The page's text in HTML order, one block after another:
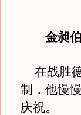
金昶
在战胜
制，他慢
庆祝。